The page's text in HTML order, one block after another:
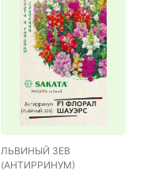
ЛЬВИНЫЙ ЗЕВ
(АНТИРРИНУМ)